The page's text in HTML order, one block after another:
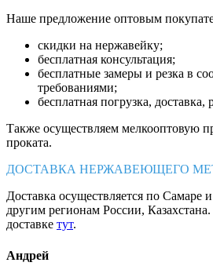
Наше предложение оптовым
скидки на нержавейку;
бесплатная консультация;
бесплатные замеры и резка в
требованиями;
бесплатная погрузка, доставка,
Также осуществляем мелкооптовую
проката.
ДОСТАВКА НЕРЖАВЕЮЩЕГО
Доставка осуществляется по Самаре
другим регионам России,
доставке тут.
Андрей